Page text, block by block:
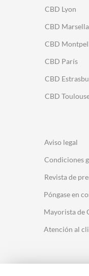
CBD Lyon
CBD Marsella
CBD
CBD París
CBD
CBD
Aviso legal
Condiciones
Revista de
Póngase en
Mayorista de
Atención al